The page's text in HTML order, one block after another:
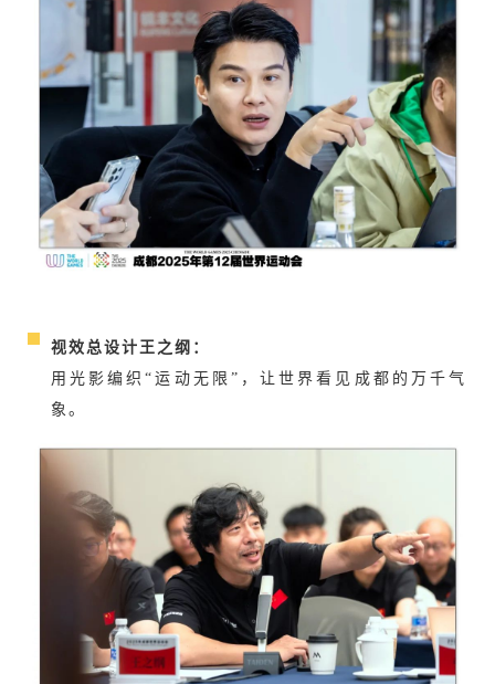
视效总设计王之纲：
用光影编织“运动无限”，让世界看见成都的万千气
象。